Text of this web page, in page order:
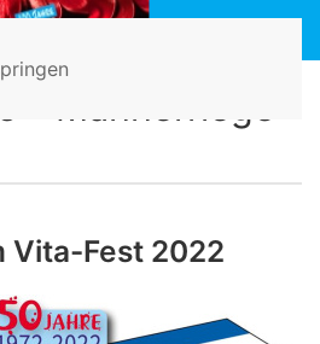
Einladung zum Vita-Fest 2022
Vita-Fest 2022